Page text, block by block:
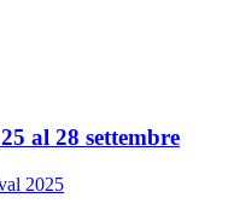
al 28 settembre